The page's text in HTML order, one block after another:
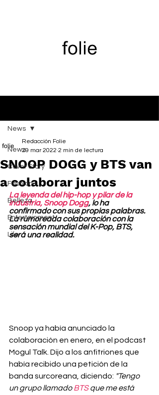
News
Cover Story
Fashion
Belleza
Entertainment
Life
News
SNOOP DOGG y BTS van
a colaborar juntos
Redacción Folie
29 mar 2022 2 min de lectura
La leyenda del hip-hop y pilar de la
industria, Snoop Dogg, lo ha
confirmado con sus propias palabras.
La rumoreada colaboración con la
sensación mundial del K-Pop, BTS,
será una realidad.
Snoop ya había anunciado la
colaboración en enero, en el podcast
Mogul Talk. Dijo a los anfitriones que
había recibido una petición de la
banda surcoreana, diciendo: "Tengo
un grupo llamado BTS que me está